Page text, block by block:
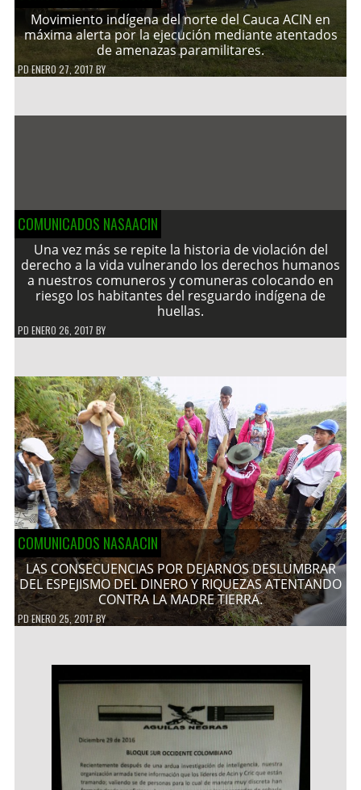
Movimiento indígena del norte del Cauca ACIN en
máxima alerta por la ejecución mediante atentados
de amenazas paramilitares.
PDENERO 27, 2017 BY
COMUNICADOS NASAACIN
Una vez más se repite la historia de violación del
derecho a la vida vulnerando los derechos humanos
a nuestros comuneros y comuneras colocando en
riesgo los habitantes del resguardo indígena de
huellas.
PD ENERO 26, 2017 BY
COMUNICADOS NASAACIN
LAS CONSECUENCIAS POR DEJARNOS DESLUMBRAR
DEL ESPEJISMO DEL DINERO Y RIQUEZAS ATENTANDO
CONTRA LA MADRE TIERRA.
PDENERO 25, 2017BY